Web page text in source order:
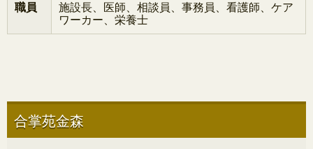
職員
施設長、医師、相談員、事務員、看護師、ケア
ワーカー、栄養士
合掌苑金森